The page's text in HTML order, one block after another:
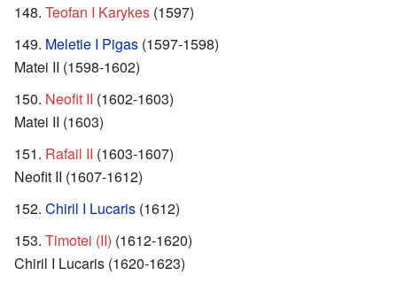
Teofan I Karykes (1597)
Meletie I Pigas (1597-1598)
Matei II (1598-1602)
Neofit II (1602-1603)
Matei II (1603)
Rafail II (1603-1607)
Neofit II (1607-1612)
Chiril I Lucaris (1612)
Timotei (II) (1612-1620)
Chiril I Lucaris (1620-1623)